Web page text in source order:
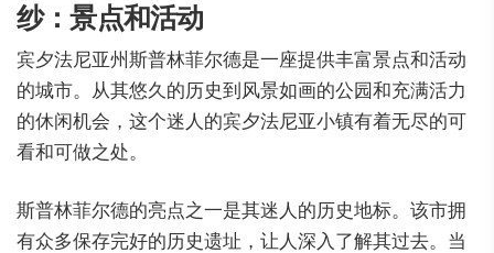
纱：景点和活动
宾夕法尼亚州斯普林菲尔德是一座提供丰富景点和活动
的城市。从其悠久的历史到风景如画的公园和充满活力
的休闲机会，这个迷人的宾夕法尼亚小镇有着无尽的可
看和可做之处。
斯普林菲尔德的亮点之一是其迷人的历史地标。该市拥
有众多保存完好的历史遗址，让人深入了解其过去。当